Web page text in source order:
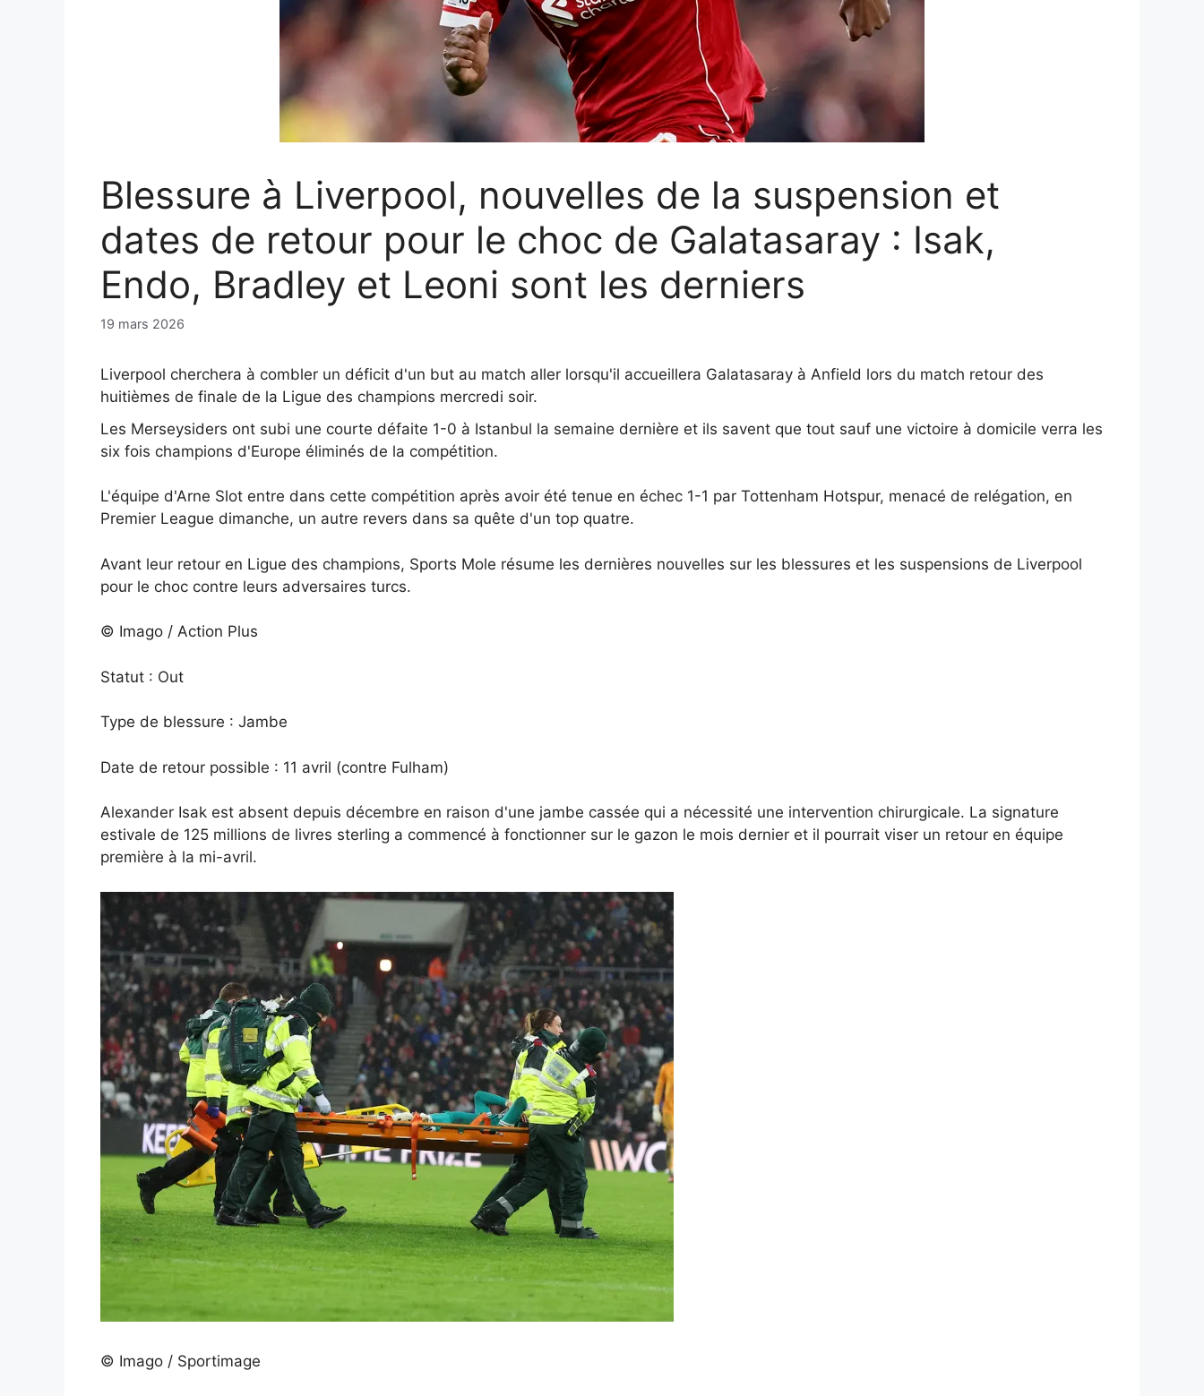
Blessure à Liverpool, nouvelles de la suspension et
dates de retour pour le choc de Galatasaray : Isak,
Endo, Bradley et Leoni sont les derniers
19 mars 2026
Liverpool cherchera à combler un déficit d'un but au match aller lorsqu'il accueillera Galatasaray à Anfield lors du match retour des
huitièmes de finale de la Ligue des champions mercredi soir.
Les Merseysiders ont subi une courte défaite 1-0 à Istanbul la semaine dernière et ils savent que tout sauf une victoire à domicile verra les
six fois champions d'Europe éliminés de la compétition.
L'équipe d'Arne Slot entre dans cette compétition après avoir été tenue en échec 1-1 par Tottenham Hotspur, menacé de relégation, en
Premier League dimanche, un autre revers dans sa quête d'un top quatre.
Avant leur retour en Ligue des champions, Sports Mole résume les dernières nouvelles sur les blessures et les suspensions de Liverpool
pour le choc contre leurs adversaires turcs.
© Imago / Action Plus
Statut : Out
Type de blessure : Jambe
Date de retour possible : 11 avril (contre Fulham)
Alexander Isak est absent depuis décembre en raison d'une jambe cassée qui a nécessité une intervention chirurgicale. La signature
estivale de 125 millions de livres sterling a commencé à fonctionner sur le gazon le mois dernier et il pourrait viser un retour en équipe
première à la mi-avril.
© Imago / Sportimage